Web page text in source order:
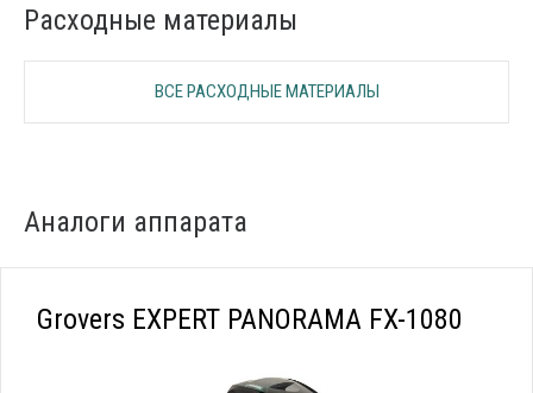
Расходные материалы
ВСЕ РАСХОДНЫЕ МАТЕРИАЛЫ
Аналоги аппарата
Grovers EXPERT PANORAMA FX-1080